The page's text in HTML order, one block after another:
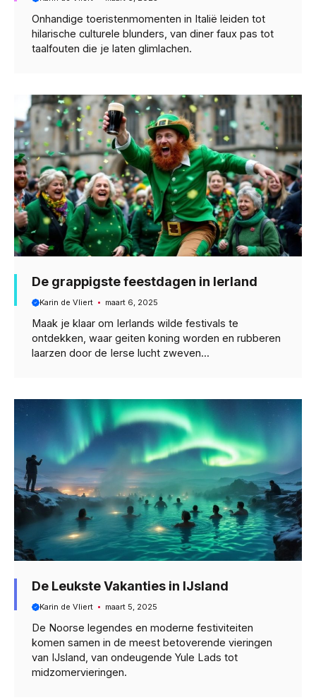
Onhandige toeristenmomenten in Italië leiden tot
hilarische culturele blunders, van diner faux pas tot
taalfouten die je laten glimlachen.
De grappigste feestdagen in Ierland
Karin de Vliert maart 6, 2025
Maak je klaar om Ierlands wilde festivals te
ontdekken, waar geiten koning worden en rubberen
laarzen door de Ierse lucht zweven...
De Leukste Vakanties in IJsland
Karin de Vliert maart 5, 2025
De Noorse legendes en moderne festiviteiten
komen samen in de meest betoverende vieringen
van IJsland, van ondeugende Yule Lads tot
midzomervieringen.